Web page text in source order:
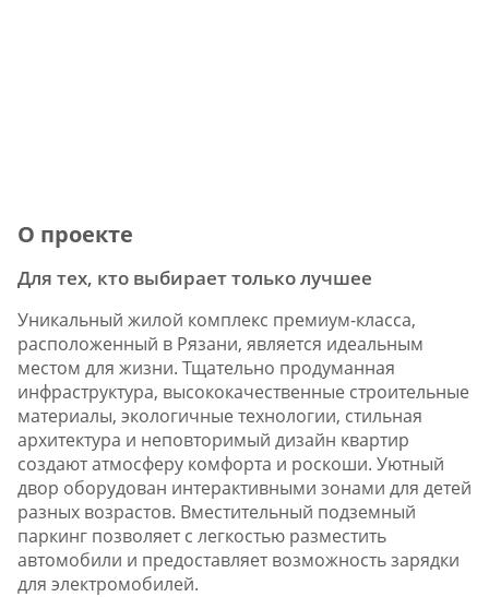
О проекте
Для тех, кто выбирает только лучшее
Уникальный жилой комплекс премиум-класса,
расположенный в Рязани, является идеальным
местом для жизни. Тщательно продуманная
инфраструктура, высококачественные строительные
материалы, экологичные технологии, стильная
архитектура и неповторимый дизайн квартир
создают атмосферу комфорта и роскоши. Уютный
двор оборудован интерактивными зонами для детей
разных возрастов. Вместительный подземный
паркинг позволяет с легкостью разместить
автомобили и предоставляет возможность зарядки
для электромобилей.